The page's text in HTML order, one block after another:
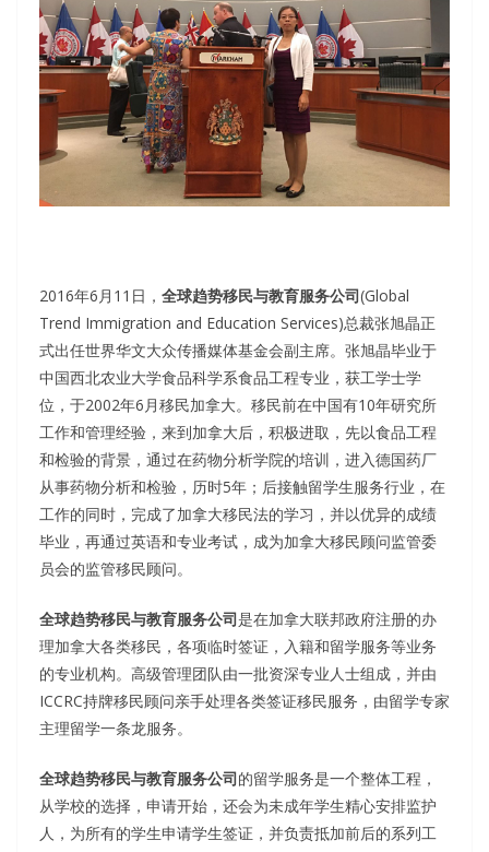
2016年6月11日， 全球趋势移民与教育服务公司(Global
Trend Immigration and Education Services)总裁张旭晶正
式出任世界华文大众传播媒体基金会副主席。张旭晶毕业于
中国西北农业大学食品科学系食品工程专业，获工学士学
位，于2002年6月移民加拿大。移民前在中国有10年研究所
工作和管理经验，来到加拿大后，积极进取，先以食品工程
和检验的背景，通过在药物分析学院的培训，进入德国药厂
从事药物分析和检验，历时5年；后接触留学生服务行业，在
工作的同时，完成了加拿大移民法的学习，并以优异的成绩
毕业，再通过英语和专业考试，成为加拿大移民顾问监管委
员会的监管移民顾问。
全球趋势移民与教育服务公司是在加拿大联邦政府注册的办
理加拿大各类移民，各项临时签证，入籍和留学服务等业务
的专业机构。高级管理团队由一批资深专业人士组成，并由
ICCRC持牌移民顾问亲手处理各类签证移民服务，由留学专家
主理留学一条龙服务。
全球趋势移民与教育服务公司的留学服务是一个整体工程，
从学校的选择，申请开始，还会为未成年学生精心安排监护
人，为所有的学生申请学生签证，并负责抵加前后的系列工